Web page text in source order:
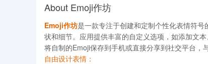
About Emoji作坊
Emoji作坊是一款专注于创建和定制个性化表情符
状和细节。应用提供丰富的自定义选项，如添加文
将自制的Emoji保存到手机或直接分享到社交平台
自由设计表情：